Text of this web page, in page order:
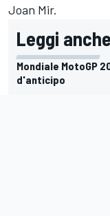
Joan Mir.
Leggi
Mondiale MotoGP
d'anticipo